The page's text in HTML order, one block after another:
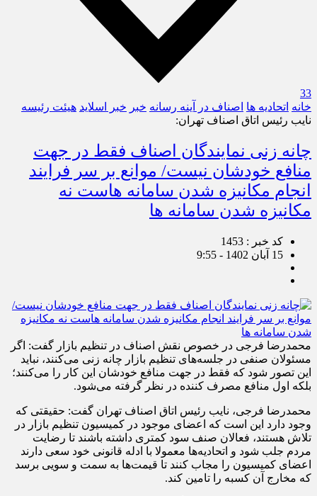
33
خانه اتحادیه ها اصناف در آینه رسانه خبر خبر اسلايد هیئت رئیسه
نایب رئیس اتاق اصناف تهران:
چانه زنی نمایندگان اصناف فقط در جهت
منافع خودشان نیست/ موانع بر سر فرایند
انجام مکانیزه شدن سامانه هاست نه
مکانیزه شدن سامانه ها
کد خبر : 1453
15 آبان 1402 - 9:55
محمدرضا فرجی در خصوص نقش اصناف در تنظیم بازار گفت: اگر
مسئولان صنفی در جلسه‌های تنظیم بازار چانه زنی می‌کنند، نباید
این تصور شود که فقط در جهت منافع خودشان این کار را می‌کنند؛
بلکه اول منافع مصرف کننده در نظر گرفته می‌شود.
محمدرضا فرجی، نایب رئیس اتاق اصناف تهران گفت: حقیقتی که
وجود دارد این است که اعضای موجود در کمیسیون تنظیم بازار در
تلاش هستند، فعالان صنف سود کمتری داشته باشند تا رضایت
مردم جلب شود و اتحادیه‌ها معمولا با ادله قانونی خود سعی دارند
اعضای کمیسیون را مجاب کنند تا قیمت‌ها به سمت و سویی برسد
که مخارج آن کسبه را تامین کند.